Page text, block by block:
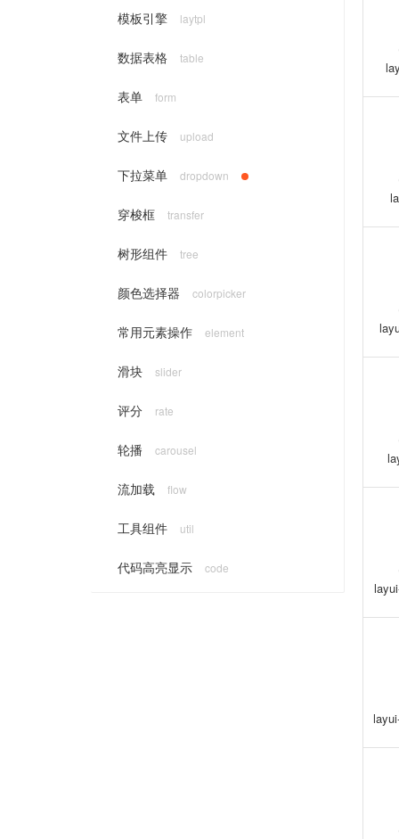
模板引擎 laytpl
数据表格 table
表单 form
文件上传 upload
下拉菜单 dropdown
穿梭框 transfer
树形组件 tree
颜色选择器 colorpicker
常用元素操作 element
滑块 slider
评分 rate
轮播 carousel
流加载 flow
工具组件 util
代码高亮显示 code